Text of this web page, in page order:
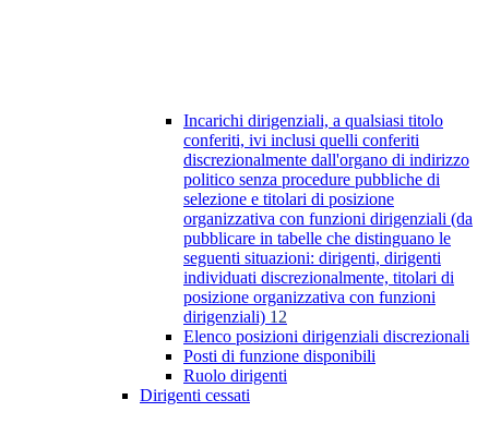
Incarichi dirigenziali, a qualsiasi titolo
conferiti, ivi inclusi quelli conferiti
discrezionalmente dall'organo di indirizzo
politico senza procedure pubbliche di
selezione e titolari di posizione
organizzativa con funzioni dirigenziali (da
pubblicare in tabelle che distinguano le
seguenti situazioni: dirigenti, dirigenti
individuati discrezionalmente, titolari di
posizione organizzativa con funzioni
dirigenziali) 12
Elenco posizioni dirigenziali discrezionali
Posti di funzione disponibili
Ruolo dirigenti
Dirigenti cessati